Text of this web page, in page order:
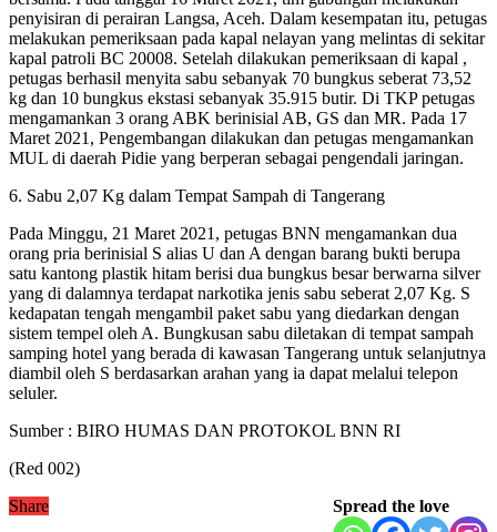
penyisiran di perairan Langsa, Aceh. Dalam kesempatan itu, petugas
melakukan pemeriksaan pada kapal nelayan yang melintas di sekitar
kapal patroli BC 20008. Setelah dilakukan pemeriksaan di kapal ,
petugas berhasil menyita sabu sebanyak 70 bungkus seberat 73,52
kg dan 10 bungkus ekstasi sebanyak 35.915 butir. Di TKP petugas
mengamankan 3 orang ABK berinisial AB, GS dan MR. Pada 17
Maret 2021, Pengembangan dilakukan dan petugas mengamankan
MUL di daerah Pidie yang berperan sebagai pengendali jaringan.
6. Sabu 2,07 Kg dalam Tempat Sampah di Tangerang
Pada Minggu, 21 Maret 2021, petugas BNN mengamankan dua
orang pria berinisial S alias U dan A dengan barang bukti berupa
satu kantong plastik hitam berisi dua bungkus besar berwarna silver
yang di dalamnya terdapat narkotika jenis sabu seberat 2,07 Kg. S
kedapatan tengah mengambil paket sabu yang diedarkan dengan
sistem tempel oleh A. Bungkusan sabu diletakan di tempat sampah
samping hotel yang berada di kawasan Tangerang untuk selanjutnya
diambil oleh S berdasarkan arahan yang ia dapat melalui telepon
seluler.
Sumber : BIRO HUMAS DAN PROTOKOL BNN RI
(Red 002)
Spread the love
Share